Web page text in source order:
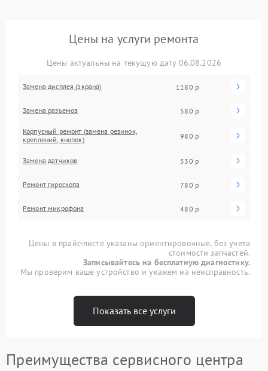
Цены на услуги ремонта
Цены актуальны на текущую дату 06.08.2026
Замена дисплея (экрана) 1180 р
Замена разъемов 580 р
Корпусный ремонт (замена резинок,
креплений, кнопок)
980 р
Замена датчиков 530 р
Ремонт гироскопа 780 р
Ремонт микрофона 480 р
Цены в прайс-листе указаны ориентировочные, без учета
стоимости запчастей.
Записывайтесь на бесплатную диагностику.
Мы проверим ваше устройство и укажем на неисправность.
Показать все услуги
Преимущества сервисного центра